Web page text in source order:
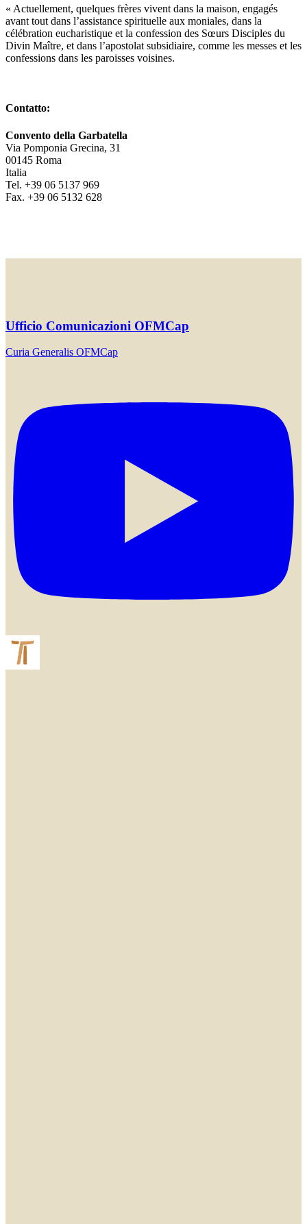
« Actuellement, quelques frères vivent dans la maison, engagés
avant tout dans l’assistance spirituelle aux moniales, dans la
célébration eucharistique et la confession des Sœurs Disciples du
Divin Maître, et dans l’apostolat subsidiaire, comme les messes et les
confessions dans les paroisses voisines.
Contatto:
Convento della Garbatella
Via Pomponia Grecina, 31
00145 Roma
Italia
Tel. +39 06 5137 969
Fax. +39 06 5132 628
Ufficio Comunicazioni OFMCap
Curia Generalis OFMCap